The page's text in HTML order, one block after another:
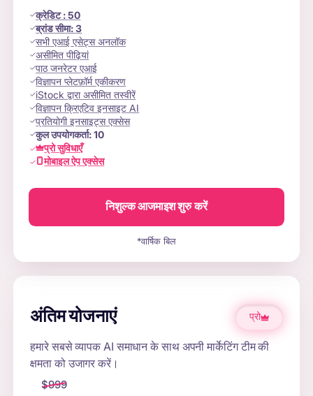
क्रेडिट:50
ब्रांड सीमा:3
सभी एआई एसेट्स अनलॉक
असीमित पीढ़ियां
पाठ जनरेटर एआई
विज्ञापन प्लेटफ़ॉर्म एकीकरण
iStock द्वारा असीमित तस्वीरें
विज्ञापन क्रिएटिव इनसाइट AI
प्रतियोगी इनसाइट्स एक्सेस
कुल उपयोगकर्ता:10
प्रो सुविधाएँ
मोबाइल ऐप एक्सेस
निशुल्क आजमाइश शुरु करें
*वार्षिक बिल
अंतिम योजनाएं प्रो
हमारे सबसे व्यापक AI समाधान के साथ अपनी मार्केटिंग टीम की
क्षमता को उजागर करें।
$999